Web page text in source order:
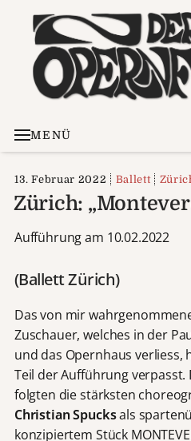
MENÜ
13. Februar 2022 Ballett
Zürich:
Aufführung am 10.02.2022
(Ballett Zürich)
Das von mir
Zuschauer, welches in der
und das Opernhaus verliess,
Teil der Aufführung verpasst.
folgten die stärksten
Christian Spucksals
konzipiertem Stück